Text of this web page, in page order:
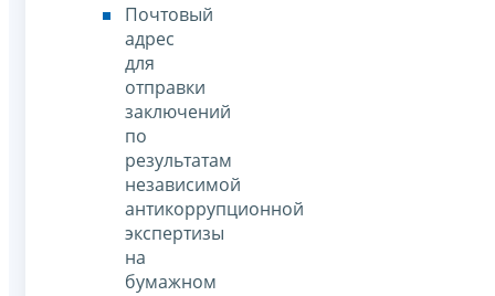
Почтовый
адрес
для
отправки
заключений
по
результатам
независимой
антикоррупционной
экспертизы
на
бумажном